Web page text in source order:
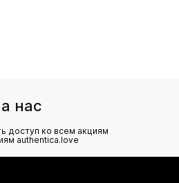
нас
доступ ко всем акциям
authentica.love